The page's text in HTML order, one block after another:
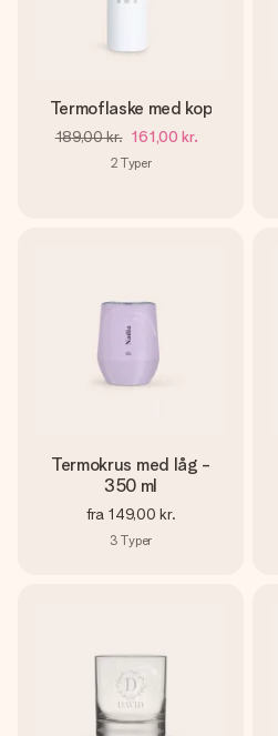
Termoflaske med kop
189,00 kr. 161,00 kr.
2 Typer
Termokrus med låg -
350 ml
fra 149,00 kr.
3 Typer